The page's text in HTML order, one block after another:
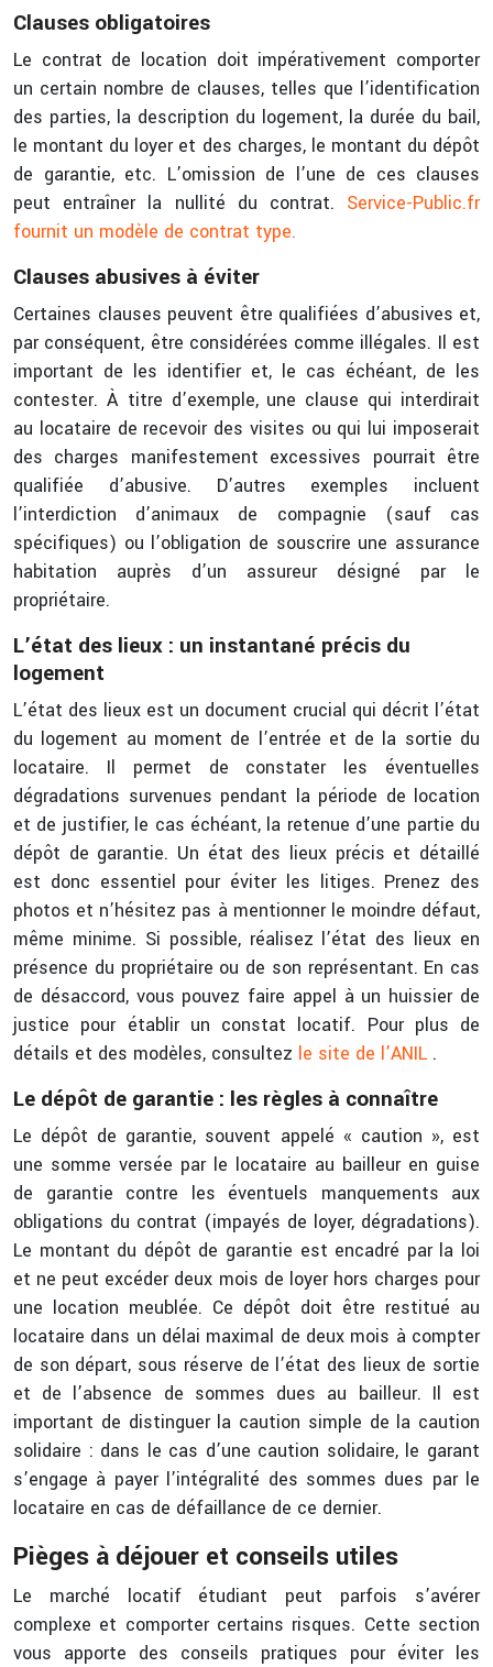
Clauses obligatoires
Le contrat de location doit impérativement comporter
un certain nombre de clauses, telles que l’identification
des parties, la description du logement, la durée du bail,
le montant du loyer et des charges, le montant du dépôt
de garantie, etc. L’omission de l’une de ces clauses
peut entraîner la nullité du contrat. Service-Public.fr
fournit un modèle de contrat type.
Clauses abusives à éviter
Certaines clauses peuvent être qualifiées d’abusives et,
par conséquent, être considérées comme illégales. Il est
important de les identifier et, le cas échéant, de les
contester. À titre d’exemple, une clause qui interdirait
au locataire de recevoir des visites ou qui lui imposerait
des charges manifestement excessives pourrait être
qualifiée d’abusive. D’autres exemples incluent
l’interdiction d’animaux de compagnie (sauf cas
spécifiques) ou l’obligation de souscrire une assurance
habitation auprès d’un assureur désigné par le
propriétaire.
L’état des lieux : un instantané précis du
logement
L’état des lieux est un document crucial qui décrit l’état
du logement au moment de l’entrée et de la sortie du
locataire. Il permet de constater les éventuelles
dégradations survenues pendant la période de location
et de justifier, le cas échéant, la retenue d’une partie du
dépôt de garantie. Un état des lieux précis et détaillé
est donc essentiel pour éviter les litiges. Prenez des
photos et n’hésitez pas à mentionner le moindre défaut,
même minime. Si possible, réalisez l’état des lieux en
présence du propriétaire ou de son représentant. En cas
de désaccord, vous pouvez faire appel à un huissier de
justice pour établir un constat locatif. Pour plus de
détails et des modèles, consultez le site de l’ANIL .
Le dépôt de garantie : les règles à connaître
Le dépôt de garantie, souvent appelé « caution », est
une somme versée par le locataire au bailleur en guise
de garantie contre les éventuels manquements aux
obligations du contrat (impayés de loyer, dégradations).
Le montant du dépôt de garantie est encadré par la loi
et ne peut excéder deux mois de loyer hors charges pour
une location meublée. Ce dépôt doit être restitué au
locataire dans un délai maximal de deux mois à compter
de son départ, sous réserve de l’état des lieux de sortie
et de l’absence de sommes dues au bailleur. Il est
important de distinguer la caution simple de la caution
solidaire : dans le cas d’une caution solidaire, le garant
s’engage à payer l’intégralité des sommes dues par le
locataire en cas de défaillance de ce dernier.
Pièges à déjouer et conseils utiles
Le marché locatif étudiant peut parfois s’avérer
complexe et comporter certains risques. Cette section
vous apporte des conseils pratiques pour éviter les